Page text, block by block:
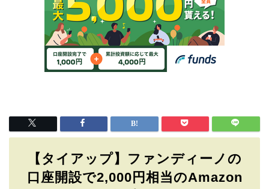
【タイアップ】ファンディーノの
口座開設で2,000円相当のAmazon